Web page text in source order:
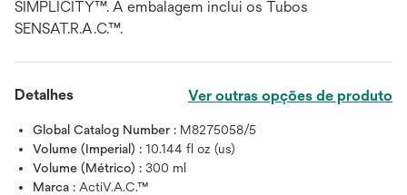
SIMPLICITY™. A embalagem inclui os Tubos
SENSAT.R.A.C.™.
Detalhes Ver outras opções de produto
Global Catalog Number : M8275058/5
Volume (Imperial) : 10.144 fl oz (us)
Volume (Métrico) : 300 ml
Marca : ActiV.A.C.™